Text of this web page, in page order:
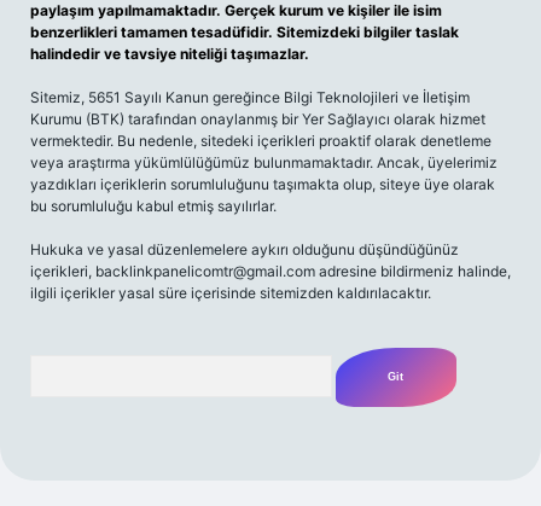
paylaşım yapılmamaktadır. Gerçek kurum ve kişiler ile isim
benzerlikleri tamamen tesadüfidir. Sitemizdeki bilgiler taslak
halindedir ve tavsiye niteliği taşımazlar.
Sitemiz, 5651 Sayılı Kanun gereğince Bilgi Teknolojileri ve İletişim
Kurumu (BTK) tarafından onaylanmış bir Yer Sağlayıcı olarak hizmet
vermektedir. Bu nedenle, sitedeki içerikleri proaktif olarak denetleme
veya araştırma yükümlülüğümüz bulunmamaktadır. Ancak, üyelerimiz
yazdıkları içeriklerin sorumluluğunu taşımakta olup, siteye üye olarak
bu sorumluluğu kabul etmiş sayılırlar.
Hukuka ve yasal düzenlemelere aykırı olduğunu düşündüğünüz
içerikleri, backlinkpanelicomtr@gmail.com adresine bildirmeniz halinde,
ilgili içerikler yasal süre içerisinde sitemizden kaldırılacaktır.